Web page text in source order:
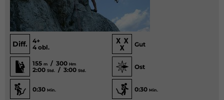
Diff.
4+
4 obl.
Gut
155 m / 300 Hm
2:00 Std. / 3:00 Std.
Ost
0:30 Min. 0:30 Min.